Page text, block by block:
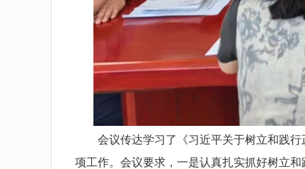
会议传达学习了《习近平关于树立和践行
项工作。会议要求，一是认真扎实抓好树立